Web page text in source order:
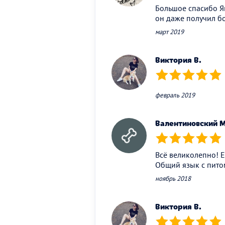
Большое спасибо
он даже получил
март 2019
Виктория В.
(*) (*) (*) (*) (*)
февраль 2019
Валентиновский
(*) (*) (*) (*) (*)
Всё великолепно!
Общий язык с
ноябрь 2018
Виктория В.